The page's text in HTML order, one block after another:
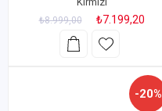
₺8.999,00 ₺7.199,20
-20%